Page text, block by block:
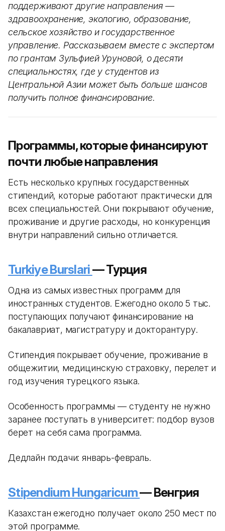
поддерживают другие направления —
здравоохранение, экологию, образование,
сельское хозяйство и государственное
управление. Рассказываем вместе с экспертом
по грантам Зульфией Уруновой, о десяти
специальностях, где у студентов из
Центральной Азии может быть больше шансов
получить полное финансирование.
Программы, которые финансируют
почти любые направления
Есть несколько крупных государственных
стипендий, которые работают практически для
всех специальностей. Они покрывают обучение,
проживание и другие расходы, но конкуренция
внутри направлений сильно отличается.
Turkiye Burslari— Турция
Одна из самых известных программ для
иностранных студентов. Ежегодно около 5 тыс.
поступающих получают финансирование на
бакалавриат, магистратуру и докторантуру.
Стипендия покрывает обучение, проживание в
общежитии, медицинскую страховку, перелет и
год изучения турецкого языка.
Особенность программы — студенту не нужно
заранее поступать в университет: подбор вузов
берет на себя сама программа.
Дедлайн подачи: январь-февраль.
Stipendium Hungaricum— Венгрия
Казахстан ежегодно получает около 250 мест по
этой программе.